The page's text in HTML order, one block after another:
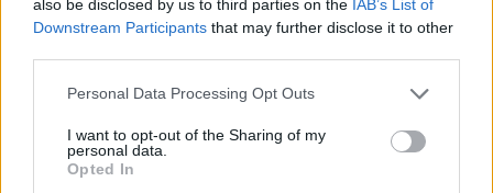
also be disclosed by us to third parties on the IAB’s List of
Downstream Participants that may further disclose it to other
Please note that this website/app uses one or more Google
not limited to your visit or usage behaviour. You may click to
grant or deny consent to Google and its third-party tags to
use your data for below specified purposes in below Google
Personal Data Processing Opt Outs
I want to opt-out of the Sharing of my
personal data.
Opted In
rendszer használata egyelőre nem kötelező,
időszak kezdődött el. - Barta Bence, az
írása.